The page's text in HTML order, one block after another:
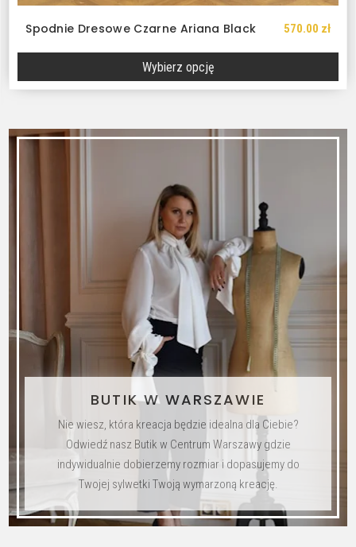
Spodnie Dresowe Czarne Ariana Black 570.00 zł
Wybierz opcję
Ten
wiele
wybrać
na
stronie
produktu
BUTIK W WARSZAWIE
Nie wiesz, która kreacja będzie idealna dla Ciebie?
Odwiedź nasz Butik w Centrum Warszawy gdzie
indywidualnie dobierzemy rozmiar i dopasujemy do
Twojej sylwetki Twoją wymarzoną kreację.